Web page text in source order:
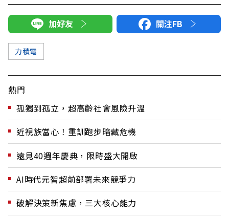
加好友 關注FB
力積電
熱門
孤獨到孤立，超高齡社會風險升溫
近視族當心！重訓跑步暗藏危機
遠見40週年慶典，限時盛大開啟
AI時代元智超前部署未來競爭力
破解決策新焦慮，三大核心能力